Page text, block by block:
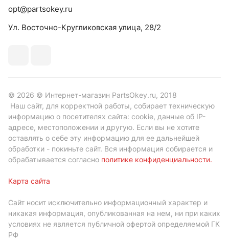
opt@partsokey.ru
Ул. Восточно-Кругликовская улица, 28/2
© 2026 © Интернет-магазин PartsOkey.ru, 2018
Наш сайт, для корректной работы, собирает техническую
информацию о посетителях сайта: cookie, данные об IP-
адресе, местоположении и другую. Если вы не хотите
оставлять о себе эту информацию для ее дальнейшей
обработки - покиньте сайт. Вся информация собирается и
обрабатывается согласно политике конфиденциальности.
Карта сайта
Сайт носит исключительно информационный характер и
никакая информация, опубликованная на нем, ни при каких
условиях не является публичной офертой определяемой ГК
РФ